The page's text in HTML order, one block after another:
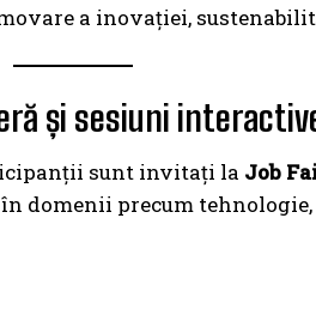
a inovației,
și sesiuni
sunt invitați la Job
domenii precum